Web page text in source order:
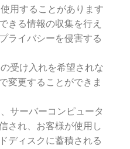
用することがあります
きる情報の収集を行え
ライバシーを侵害する
受け入れを希望されな
変更することができま
サーバーコンピュータ
され、お客様が使用し
ディスクに蓄積される